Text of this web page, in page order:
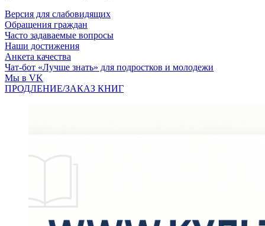
Версия для слабовидящих
Обращения граждан
Часто задаваемые вопросы
Наши достижения
Анкета качества
Чат-бот «Лучше знать» для подростков и молодежи
Мы в VK
ПРОДЛЕНИЕ/ЗАКАЗ КНИГ